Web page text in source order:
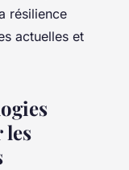
résilience
actuelles et
les